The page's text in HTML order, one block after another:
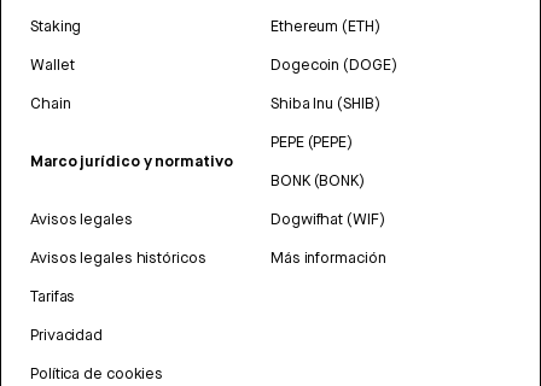
Staking
Wallet
Chain
Marco jurídico y normativo
Avisos legales
Avisos legales históricos
Tarifas
Privacidad
Política de cookies
Ethereum (ETH)
Dogecoin (DOGE)
Shiba Inu (SHIB)
PEPE (PEPE)
BONK (BONK)
Dogwifhat (WIF)
Más información